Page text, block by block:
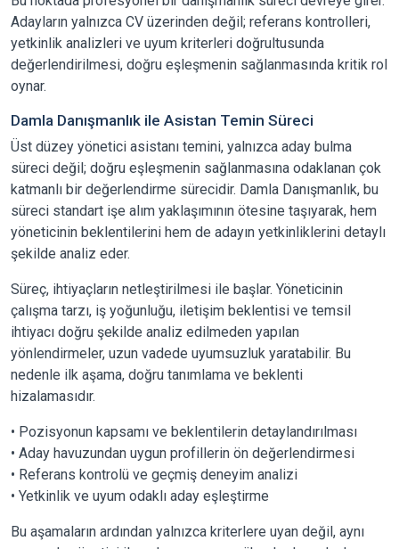
Adayların yalnızca CV üzerinden değil; referans kontrolleri,
yetkinlik analizleri ve uyum kriterleri doğrultusunda
değerlendirilmesi, doğru eşleşmenin sağlanmasında kritik rol
oynar.
Damla Danışmanlık ile Asistan Temin Süreci
Üst düzey yönetici asistanı temini, yalnızca aday bulma
süreci değil; doğru eşleşmenin sağlanmasına odaklanan çok
katmanlı bir değerlendirme sürecidir. Damla Danışmanlık, bu
süreci standart işe alım yaklaşımının ötesine taşıyarak, hem
yöneticinin beklentilerini hem de adayın yetkinliklerini detaylı
şekilde analiz eder.
Süreç, ihtiyaçların netleştirilmesi ile başlar. Yöneticinin
çalışma tarzı, iş yoğunluğu, iletişim beklentisi ve temsil
ihtiyacı doğru şekilde analiz edilmeden yapılan
yönlendirmeler, uzun vadede uyumsuzluk yaratabilir. Bu
nedenle ilk aşama, doğru tanımlama ve beklenti
hizalamasıdır.
• Pozisyonun kapsamı ve beklentilerin detaylandırılması
• Aday havuzundan uygun profillerin ön değerlendirmesi
• Referans kontrolü ve geçmiş deneyim analizi
• Yetkinlik ve uyum odaklı aday eşleştirme
Bu aşamaların ardından yalnızca kriterlere uyan değil, aynı